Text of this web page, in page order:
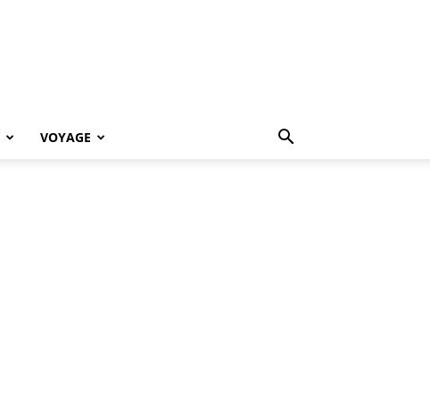
VOYAGE